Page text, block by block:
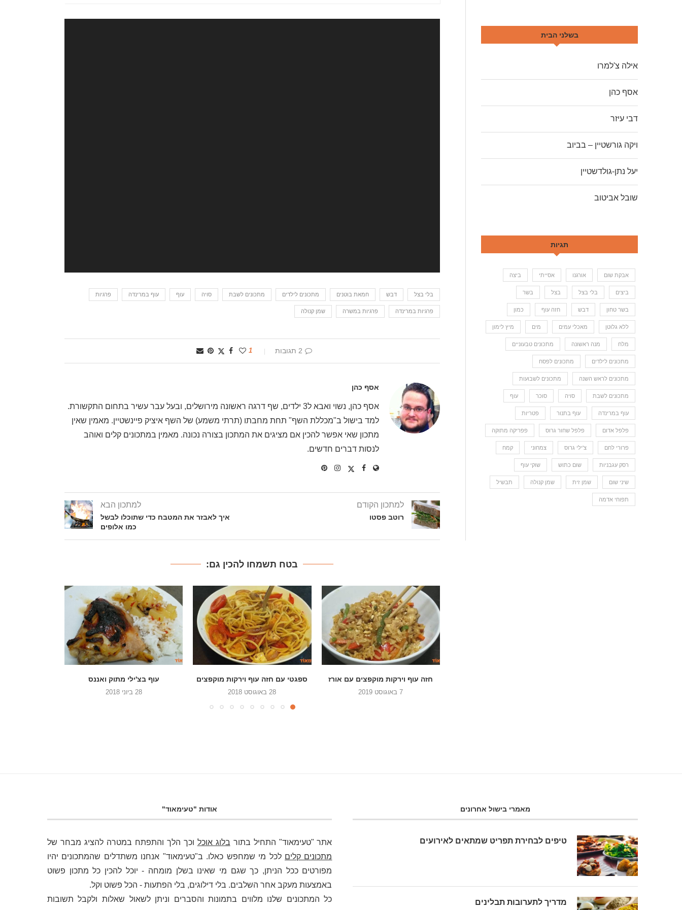
בלי בצל דבש חמאת בוטנים מתכונים לילדים מתכונים לשבת סויה עוף עוף במרינדה פרגיות
פרגיות במרינדה פרגיות במשרה שמן קנולה
2 תגובות 1
אסף כהן
אסף כהן, נשוי ואבא ל3 ילדים, שף דרגה ראשונה מירושלים, ובעל עבר עשיר בתחום התקשורת.
למד בישול ב"מכללת השף" תחת מחבתו (תרתי משמע) של השף איציק פיינשטיין. מאמין שאין
מתכון שאי אפשר להכין אם מציגים את המתכון בצורה נכונה. מאמין במתכונים קלים ואוהב
לנסות דברים חדשים.
למתכון הקודם
רוטב פסטו
למתכון הבא
איך לאבזר את המטבח כדי שתוכלו לבשל
כמו אלופים
בטח תשמחו להכין גם:
ספגטי עם חזה עוף וירקות מוקפצים
28 באוגוסט 2018
עוף בצ'ילי מתוק ואננס
28 ביוני 2018
פסטה בשמן זית עם חזה עוף, פטריות
ופלפל...
בשלני הבית
אילה צ'למרו
אסף כהן
דבי עיזר
ויקה גורשטיין – בביוב
יעל נתן-גולדשטיין
שובל אביטוב
תגיות
אבקת שום אורגנו אסייתי ביצה
ביצים בלי בצל בצל בשר
בשר טחון דבש חזה עוף כמון
ללא גלוטן מאכלי עמים מים מיץ לימון
מלח מנה ראשונה מתכונים טבעוניים
מתכונים לילדים מתכונים לפסח
מתכונים לראש השנה מתכונים לשבועות
מתכונים לשבת סויה סוכר עוף
עוף במרינדה עוף בתנור פטריות
פלפל אדום פלפל שחור גרוס פפריקה מתוקה
פרורי לחם צ'ילי גרוס צמחוני קמח
רסק עגבניות שום כתוש שוקי עוף
שיני שום שמן זית שמן קנולה תבשיל
תפוחי אדמה
מאמרי בישול אחרונים אודות "טעימאוד"
אתר "טעימאוד" התחיל בתורבלוג אוכלוכך הלך והתפתח במטרה להציג מבחר של
מתכונים קלים לכל מי שמחפש כאלו. ב"טעימאוד" אנחנו משתדלים שהמתכונים יהיו
מפורטים ככל הניתן, כך שגם מי שאינו בשלן מומחה - יוכל להכין כל מתכון פשוט
באמצעות מעקב אחר השלבים. בלי דילוגים, בלי הפתעות - הכל פשוט וקל.